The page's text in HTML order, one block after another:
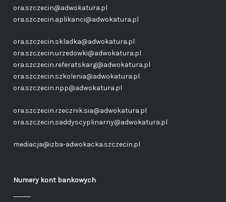
ora.szczecin@adwokatura.pl
ora.szczecin.aplikanci@adwokatura.pl
ora.szczecin.skladka@adwokatura.pl
ora.szczecin.urzedowki@adwokatura.pl
ora.szczecin.referatskarg@adwokatura.pl
ora.szczecin.szkolenia@adwokatura.pl
ora.szczecin.npp@adwokatura.pl
ora.szczecin.rzecznik.sia@adwokatura.pl
ora.szczecin.saddyscyplinarny@adwokatura.pl
mediacja@izba-adwokacka.szczecin.pl
Numery kont bankowych